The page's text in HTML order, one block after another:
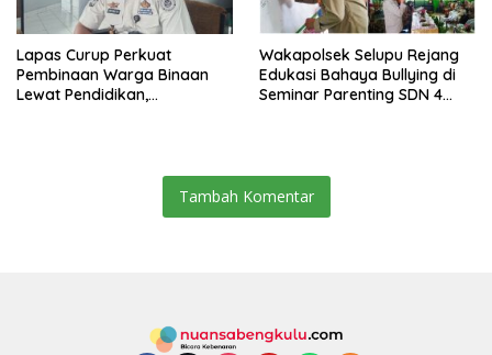
Lapas Curup Perkuat
Pembinaan Warga Binaan
Lewat Pendidikan,
Wakapolsek Selupu Rejang
Edukasi Bahaya Bullying di
Seminar Parenting SDN 4
Tambah Komentar